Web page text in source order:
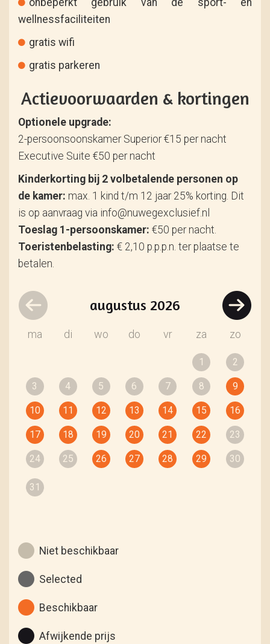
onbeperkt gebruik van de sport- en
wellnessfaciliteiten
gratis wifi
gratis parkeren
Actievoorwaarden & kortingen
Optionele upgrade:
2-persoonsoonskamer Superior €15 per nacht
Executive Suite €50 per nacht
Kinderkorting bij 2 volbetalende personen op
de kamer: max. 1 kind t/m 12 jaar 25% korting. Dit
is op aanvraag via info@nuwegexclusief.nl
Toeslag 1-persoonskamer: €50 per nacht.
Toeristenbelasting: € 2,10 p.p.p.n. ter plaatse te
betalen.
augustus 2026
ma di wo do vr za zo
1 2
3 4 5 6 7 8 9
10 11 12 13 14 15 16
17 18 19 20 21 22 23
24 25 26 27 28 29 30
31
Niet beschikbaar
Selected
Beschikbaar
Afwijkende prijs